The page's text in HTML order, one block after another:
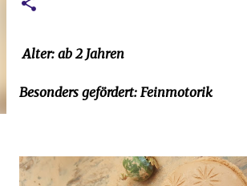
Alter: ab 2 Jahren
Besonders gefördert: Feinmotorik